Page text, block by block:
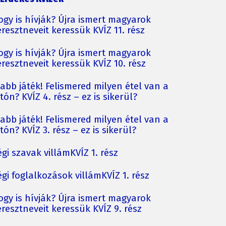
is hívják? Újra ismert magyarok
keressük KVÍZ 11. rész
is hívják? Újra ismert magyarok
keressük KVÍZ 10. rész
játék! Felismered milyen étel van a
KVÍZ 4. rész – ez is sikerül?
játék! Felismered milyen étel van a
KVÍZ 3. rész – ez is sikerül?
szavak villámKVÍZ 1. rész
foglalkozások villámKVÍZ 1. rész
is hívják? Újra ismert magyarok
keressük KVÍZ 9. rész